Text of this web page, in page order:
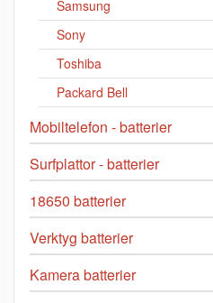
Samsung
Sony
Toshiba
Packard Bell
Mobiltelefon - batterier
Surfplattor - batterier
18650 batterier
Verktyg batterier
Kamera batterier